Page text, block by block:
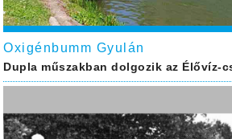
Oxigénbumm Gyulán
Dupla műszakban dolgozik az Élővíz-